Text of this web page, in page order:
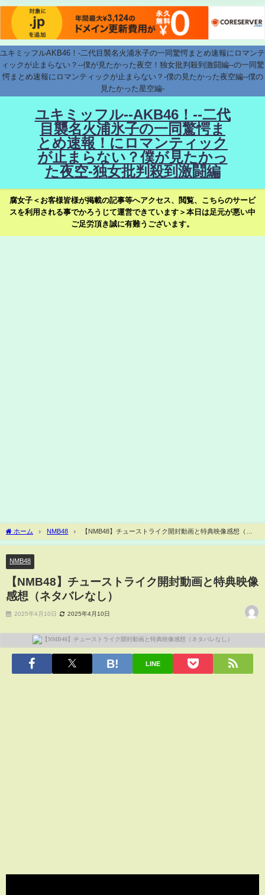
ユキミッフルAKB46！-二代目襲名火浦氷子の一同驚愕まとめ速報にロマンテ
ィックが止まらない？--僕が見たかった夜空！独女批判殺到激闘編--の一同驚
愕まとめ速報にロマンティックが止まらない？-僕の見たかった夜空編--僕の
見たかった星空編-
ユキミッフル--AKB46！--二代
目襲名火浦氷子の一同驚愕ま
とめ速報！にロマンティック
が止まらない？僕が見たかっ
た夜空-独女批判殺到激闘編
腐女子＜お客様皆様が掲載の記事等へアクセス、閲覧、こちらのサービ
スを利用される事でかろうじて運営できています＞本日は足元が悪い中
ご足労頂き誠に有難うございます。
ホーム NMB48
【NMB48】チューストライク開封動画と特典映像感想（ネ
タバレなし）
NMB48
【NMB48】チューストライク開封動画と特典映像
感想（ネタバレなし）
2025年4月10日 2025年4月10日
LINE